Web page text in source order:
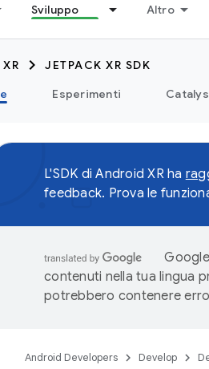
Sviluppo Altro
JETPACK XR SDK
Esperimenti
L'SDK di Android XR ha
feedback. Prova le
contenuti nella tua lingua
potrebbero contenere
Android Developers Develop